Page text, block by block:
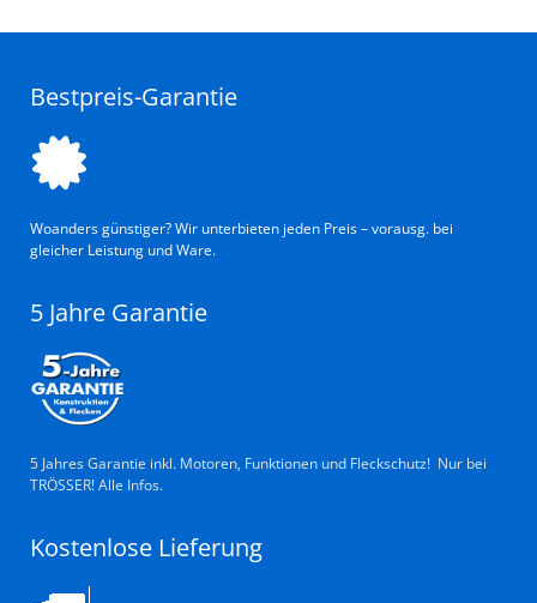
Bestpreis-Garantie
Woanders günstiger? Wir unterbieten jeden Preis – vorausg. bei
gleicher Leistung und Ware.
5 Jahre Garantie
5 Jahres Garantie inkl. Motoren, Funktionen und Fleckschutz! Nur bei
TRÖSSER! Alle Infos.
Kostenlose Lieferung